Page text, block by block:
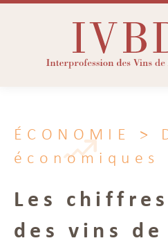
ÉCONOMIE
>
économiques
Les
des vins de